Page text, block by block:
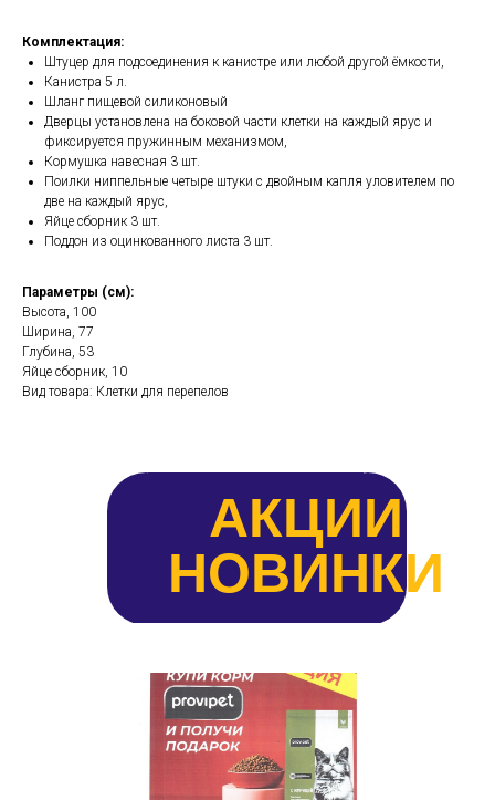
Комплектация:
Штуцер для подсоединения к канистре или любой другой ёмкости,
Канистра 5 л.
Шланг пищевой силиконовый
Дверцы установлена на боковой части клетки на каждый ярус и
фиксируется пружинным механизмом,
Кормушка навесная 3 шт.
Поилки ниппельные четыре штуки с двойным капля уловителем по
две на каждый ярус,
Яйце сборник 3 шт.
Поддон из оцинкованного листа 3 шт.
Параметры (см):
Высота, 100
Ширина, 77
Глубина, 53
Яйце сборник, 10
Вид товара: Клетки для перепелов
АКЦИИ
НОВИНКИ